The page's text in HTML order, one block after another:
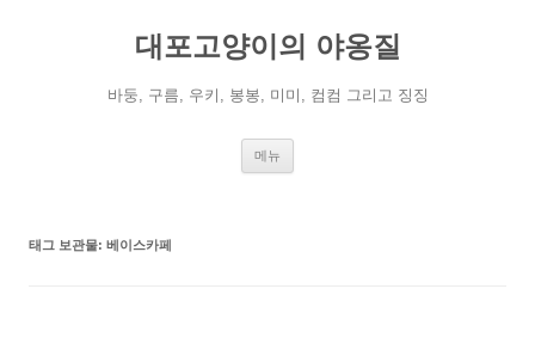
대포고양이의 야옹질
바둥, 구름, 우키, 봉봉, 미미, 컴컴 그리고 징징
메뉴
태그 보관물: 베이스카페